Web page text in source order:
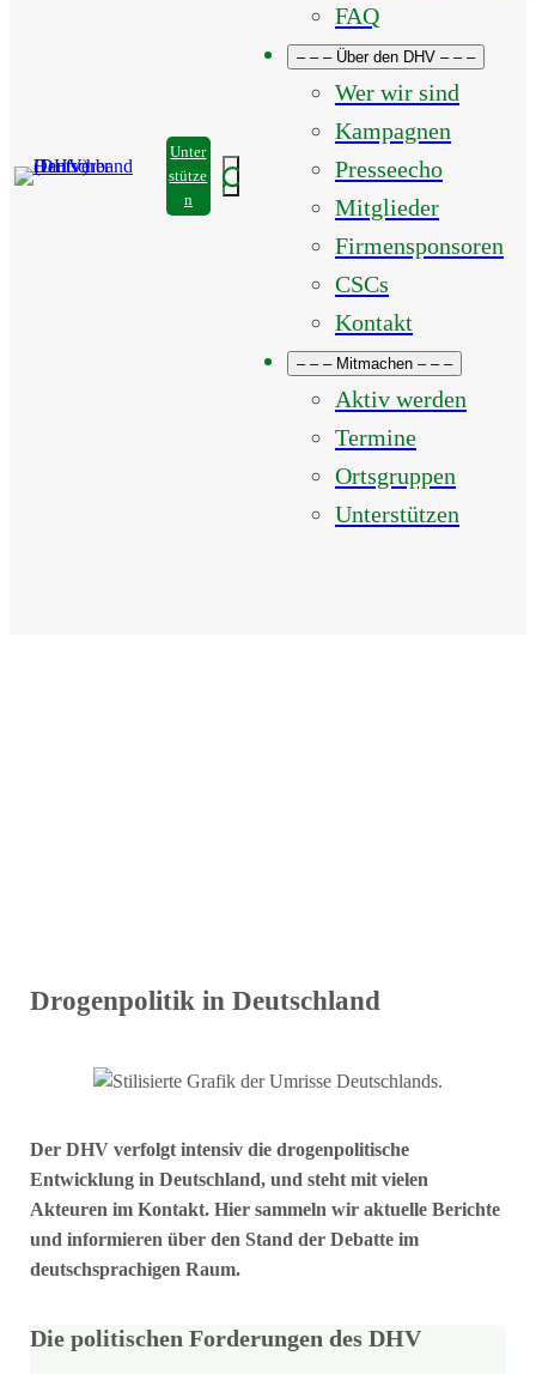
Unter
stütze
n
Suchen
FAQ
– – – Über den DHV – – –
Wer wir sind
Kampagnen
Presseecho
Mitglieder
Firmensponsoren
CSCs
Kontakt
– – – Mitmachen – – –
Aktiv werden
Termine
Ortsgruppen
Unterstützen
Drogenpolitik in Deutschland
Der DHV verfolgt intensiv die drogenpolitische
Entwicklung in Deutschland, und steht mit vielen
Akteuren im Kontakt. Hier sammeln wir aktuelle Berichte
und informieren über den Stand der Debatte im
deutschsprachigen Raum.
Die politischen Forderungen des DHV